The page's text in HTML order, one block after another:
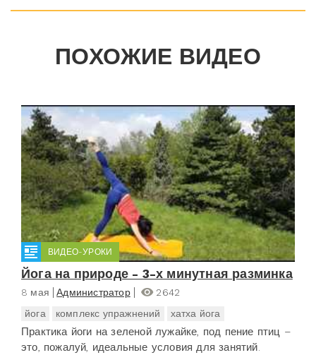
ПОХОЖИЕ ВИДЕО
ВИДЕО-УРОКИ
Йога на природе - 3-х минутная разминка
8 мая Администратор
2642
йога
комплекс упражнений хатха йога
Практика йоги на зеленой лужайке, под пение птиц –
это, пожалуй, идеальные условия для занятий.